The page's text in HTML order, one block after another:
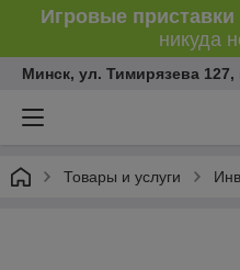
Игровые приставки
никуда
Минск, ул. Тимирязева
Товары и услуги